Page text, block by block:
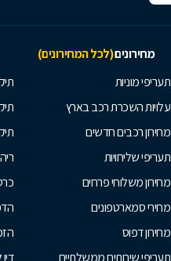
מחירונים(לכל המחירונים)
תעריפי מוניות
עלויות השכרת רכב בארץ
מחירון רכבים חדשים
תעריפי שליחויות
מחירון משלוחי פרחים
מחירי סמארטפונים
מחירון דפוס
תעריפי שירותים ממשלתיים